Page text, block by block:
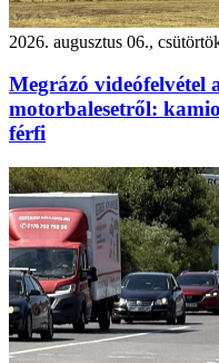
2026. augusztus 06.,
Megrázó videófelvétel
motorbalesetről:
férfi